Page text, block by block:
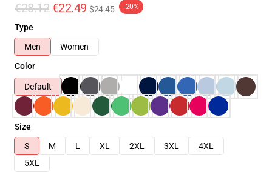
€28.12 €22.49 $24.45 -20%
Type
Men
Women
Color
Default
Size
S
M L XL 2XL 3XL
4XL
5XL